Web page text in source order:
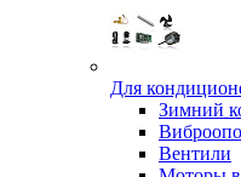
Для
Зимний
Вентили